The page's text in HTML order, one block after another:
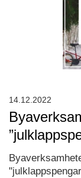
14.12.2022